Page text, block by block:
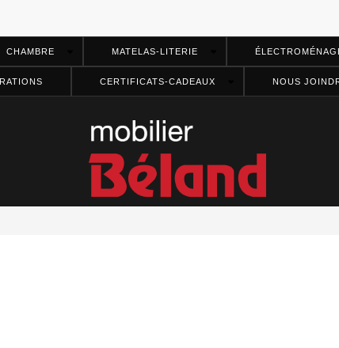
CHAMBRE MATELAS-LITERIE
CERTIFICATS-CADEAUX NOUS